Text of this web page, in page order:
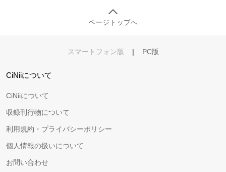
ページトップへ
スマートフォン版 | PC版
CiNiiについて
CiNiiについて
収録刊行物について
利用規約・プライバシーポリシー
個人情報の扱いについて
お問い合わせ